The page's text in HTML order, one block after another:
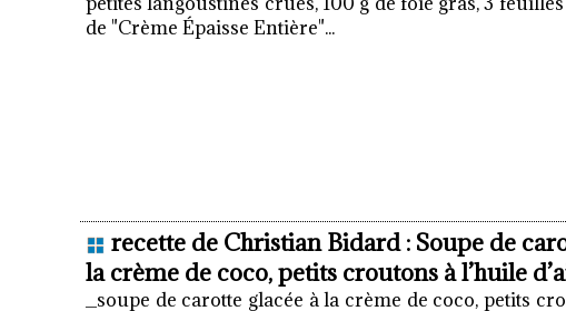
de "Crème Épaisse Entière"...
recette de Christian Bidard : Soupe de
la crème de coco, petits croutons à l’huile
_soupe de carotte glacée à la crème de coco, petits